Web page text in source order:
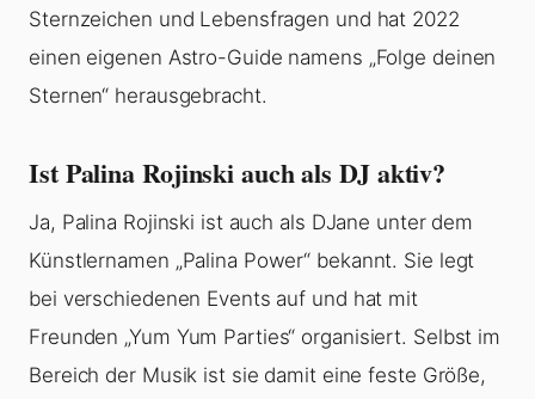
Sternzeichen und Lebensfragen und hat 2022
einen eigenen Astro-Guide namens „Folge deinen
Sternen“ herausgebracht.
Ist Palina Rojinski auch als DJ aktiv?
Ja, Palina Rojinski ist auch als DJane unter dem
Künstlernamen „Palina Power“ bekannt. Sie legt
bei verschiedenen Events auf und hat mit
Freunden „Yum Yum Parties“ organisiert. Selbst im
Bereich der Musik ist sie damit eine feste Größe,